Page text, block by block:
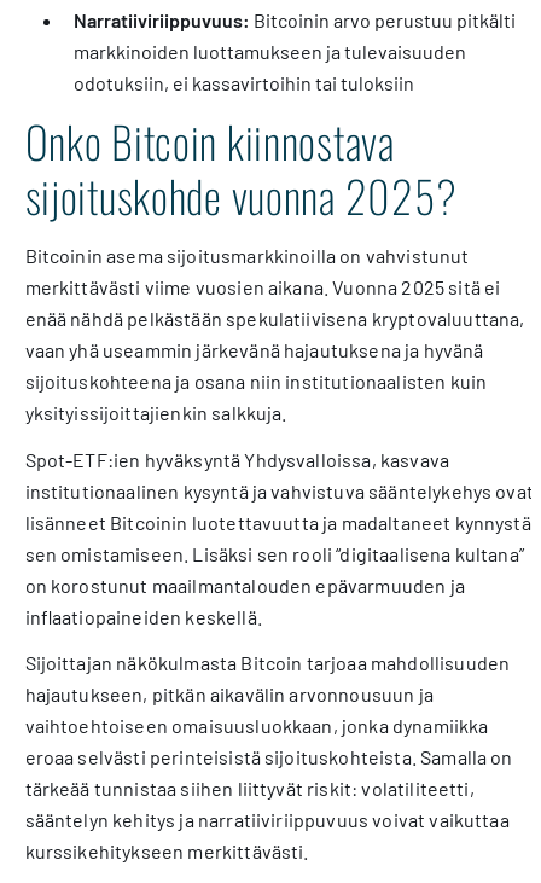
Narratiiviriippuvuus: Bitcoinin arvo perustuu pitkälti
markkinoiden luottamukseen ja tulevaisuuden
odotuksiin, ei kassavirtoihin tai tuloksiin
Onko Bitcoin kiinnostava
sijoituskohde vuonna 2025?
Bitcoinin asema sijoitusmarkkinoilla on vahvistunut
merkittävästi viime vuosien aikana. Vuonna 2025 sitä ei
enää nähdä pelkästään spekulatiivisena kryptovaluuttana,
vaan yhä useammin järkevänä hajautuksena ja hyvänä
sijoituskohteena ja osana niin institutionaalisten kuin
yksityissijoittajienkin salkkuja.
Spot-ETF:ien hyväksyntä Yhdysvalloissa, kasvava
institutionaalinen kysyntä ja vahvistuva sääntelykehys ovat
lisänneet Bitcoinin luotettavuutta ja madaltaneet kynnystä
sen omistamiseen. Lisäksi sen rooli “digitaalisena kultana”
on korostunut maailmantalouden epävarmuuden ja
inflaatiopaineiden keskellä.
Sijoittajan näkökulmasta Bitcoin tarjoaa mahdollisuuden
hajautukseen, pitkän aikavälin arvonnousuun ja
vaihtoehtoiseen omaisuusluokkaan, jonka dynamiikka
eroaa selvästi perinteisistä sijoituskohteista. Samalla on
tärkeää tunnistaa siihen liittyvät riskit: volatiliteetti,
sääntelyn kehitys ja narratiiviriippuvuus voivat vaikuttaa
kurssikehitykseen merkittävästi.